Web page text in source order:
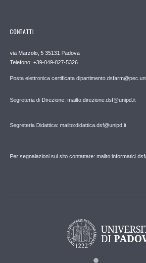
CONTATTI
via Marzolo, 5 35131 Padova
Telefono: +39-049-827-5326
Posta elettronica certificata
Segreteria di Direzione: mailto:direzione.dsf@unipd.it
Segreteria Didattica: mailto:didattica.dsf@unipd.it
Per segnalazioni sul sito contattare: